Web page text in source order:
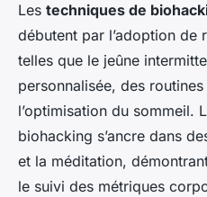
Les techniques de
débutent par l’adoption de
telles que le jeûne
personnalisée, des
l’optimisation du sommeil.
biohacking s’ancre dans
et la méditation,
le suivi des métriques